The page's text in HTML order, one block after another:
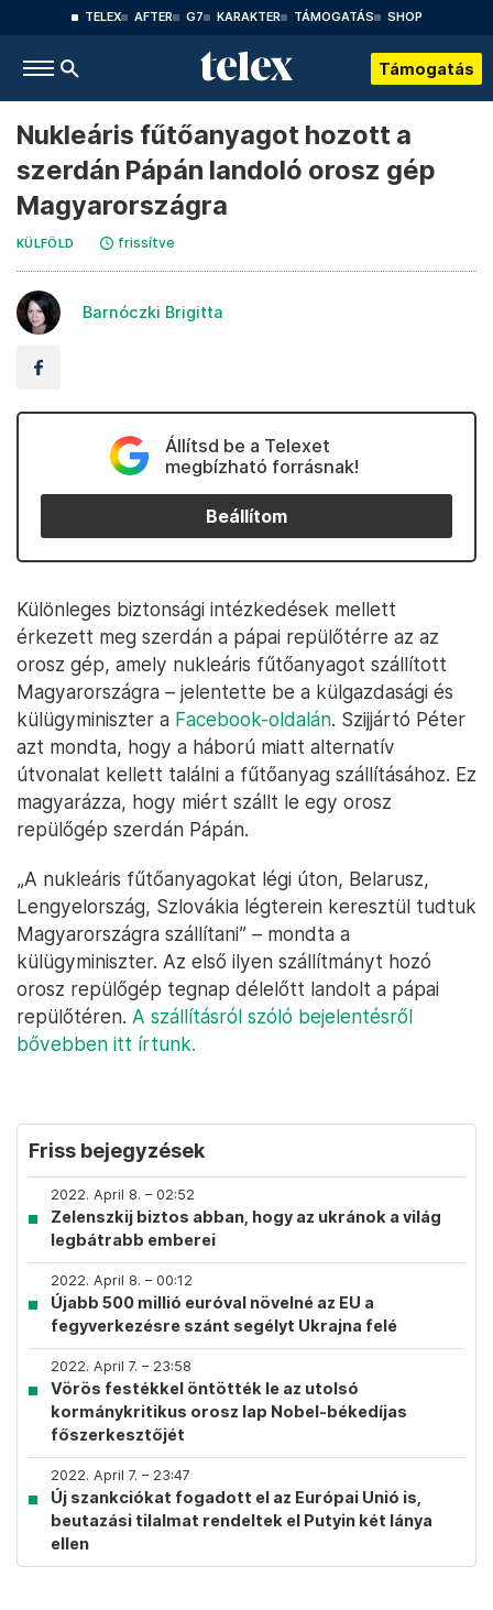
TELEX AFTER G7 KARAKTER TÁMOGATÁS SHOP
Támogatás
Nukleáris fűtőanyagot hozott a
szerdán Pápán landoló orosz gép
Magyarországra
KÜLFÖLD frissítve
Barnóczki Brigitta
Állítsd be a Telexet
megbízható forrásnak!
Beállítom
Különleges biztonsági intézkedések mellett
érkezett meg szerdán a pápai repülőtérre az az
orosz gép, amely nukleáris fűtőanyagot szállított
Magyarországra – jelentette be a külgazdasági és
külügyminiszter a Facebook-oldalán. Szijjártó Péter
azt mondta, hogy a háború miatt alternatív
útvonalat kellett találni a fűtőanyag szállításához. Ez
magyarázza, hogy miért szállt le egy orosz
repülőgép szerdán Pápán.
„A nukleáris fűtőanyagokat légi úton, Belarusz,
Lengyelország, Szlovákia légterein keresztül tudtuk
Magyarországra szállítani” – mondta a
külügyminiszter. Az első ilyen szállítmányt hozó
orosz repülőgép tegnap délelőtt landolt a pápai
repülőtéren. A szállításról szóló bejelentésről
bővebben itt írtunk.
Friss bejegyzések
2022. April 8. – 02:52
Zelenszkij biztos abban, hogy az ukránok a világ
legbátrabb emberei
2022. April 8. – 00:12
Újabb 500 millió euróval növelné az EU a
fegyverkezésre szánt segélyt Ukrajna felé
2022. April 7. – 23:58
Vörös festékkel öntötték le az utolsó
kormánykritikus orosz lap Nobel-békedíjas
főszerkesztőjét
2022. April 7. – 23:47
Új szankciókat fogadott el az Európai Unió is,
beutazási tilalmat rendeltek el Putyin két lánya
ellen